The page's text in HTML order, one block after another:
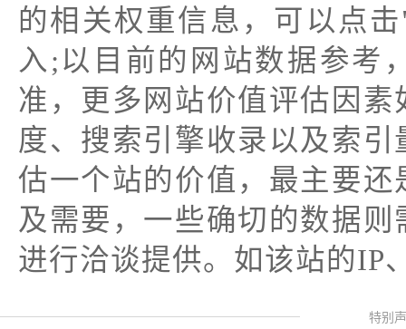
的相关权重信息，可以点
入;以目前的网站数据参考
准，更多网站价值评估因
度、搜索引擎收录以及索
估一个站的价值，最主要
及需要，一些确切的数据
进行洽谈提供。如该站的IP
特别